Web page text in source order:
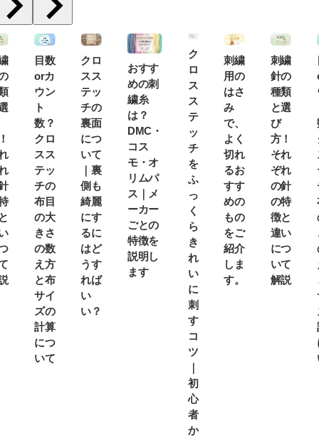
目数
orカ
ウン
ト
数？
クロ
スス
テッ
チの
布目
の大
きさ
の数
え方
と布
サイ
ズの
計算
につ
いて
クロ
スス
テッ
チの
裏面
につ
いて
｜裏
側も
綺麗
にす
るに
はど
うす
れば
い
い？
おすす
めの刺
繍糸
は？
DMC・
コス
モ・オ
リムパ
ス｜メ
ーカー
ごとの
特徴を
説明し
ます
ク
ロ
ス
ス
テ
ッ
チ
を
ふ
っ
く
ら
き
れ
い
に
刺
す
コ
ツ
初
心
者
か
刺繍
用の
はさ
み
で、
よく
切れ
るお
すす
めの
もの
をご
紹介
しま
す。
刺繍
針の
種類
と選
び
方！
それ
ぞれ
の針
の特
徴と
違い
につ
いて
解説